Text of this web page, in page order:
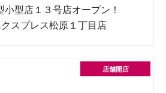
小型店１３号店オープン！
スプレス松原１丁目店